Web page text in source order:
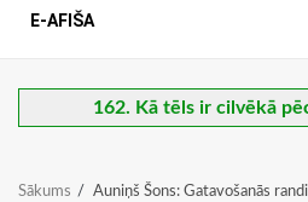
E-AFIŠA
162. Kā tēls ir cilvēkā
Sākums Auniņš Šons: Gatavošanās